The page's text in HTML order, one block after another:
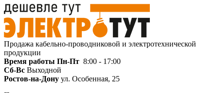
Продажа кабельно-проводниковой и электротехнической
продукции
Время работы Пн-Пт 8:00 - 17:00
Сб-Вс Выходной
Ростов-на-Дону ул. Особенная, 25